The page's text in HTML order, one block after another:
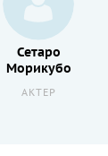
Сетаро
Морикубо
АКТЕР